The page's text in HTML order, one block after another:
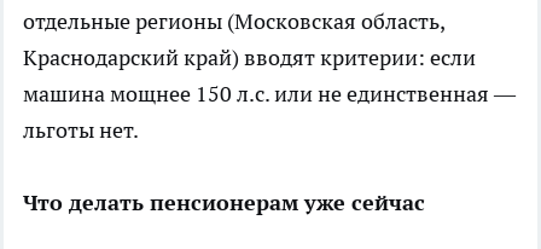
отдельные регионы (Московская область,
Краснодарский край) вводят критерии: если
машина мощнее 150 л.с. или не единственная —
льготы нет.
Что делать пенсионерам уже сейчас